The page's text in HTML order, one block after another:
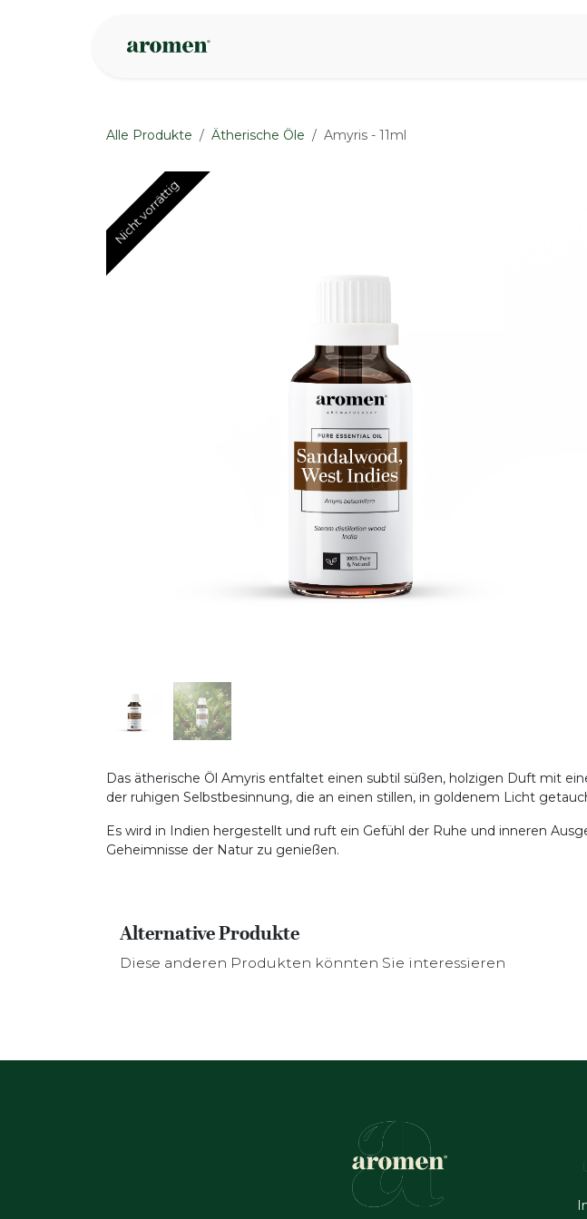
Alle Produkte Ätherische Öle Amyris - 11ml
Nicht vorrättig
Nicht vorrättig
Das ätherische Öl Amyris entfaltet einen subtil süßen, holzigen Duft mit
der ruhigen Selbstbesinnung, die an einen stillen, in goldenem Licht
Es wird in Indien hergestellt und ruft ein Gefühl der Ruhe und inneren
Geheimnisse der Natur zu genießen.
Alternative Produkte
Diese anderen Produkten könnten Sie interessieren